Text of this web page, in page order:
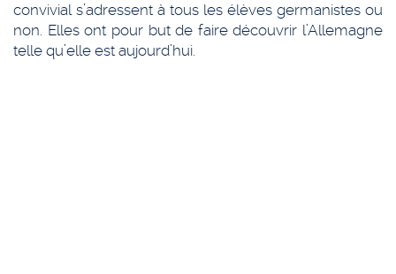
convivial s’adressent à tous les élèves germanistes ou
non. Elles ont pour but de faire découvrir l’Allemagne
telle qu’elle est aujourd’hui.